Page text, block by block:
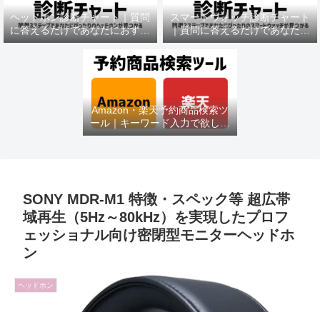
ヘッドホン診断チャート｜質問
に答えるだけであなたにおすす
めの機種がわかる
スマートウォッチ診断チャート
｜質問に答えるだけであなたに
おすすめの機種がわかる
Amazon・楽天予約商品検索ツ
ール｜キーワード入力で欲しい
商品を即チェック
SONY MDR-M1 特徴・スペック等 超広帯
域再生（5Hz～80kHz）を実現したプロフ
ェッショナル向け密閉型モニターヘッドホ
ン
ヘッドホン